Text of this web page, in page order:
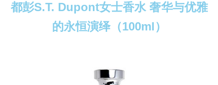
都彭S.T. Dupont女士香水 奢华与优雅
的永恒演绎（100ml）